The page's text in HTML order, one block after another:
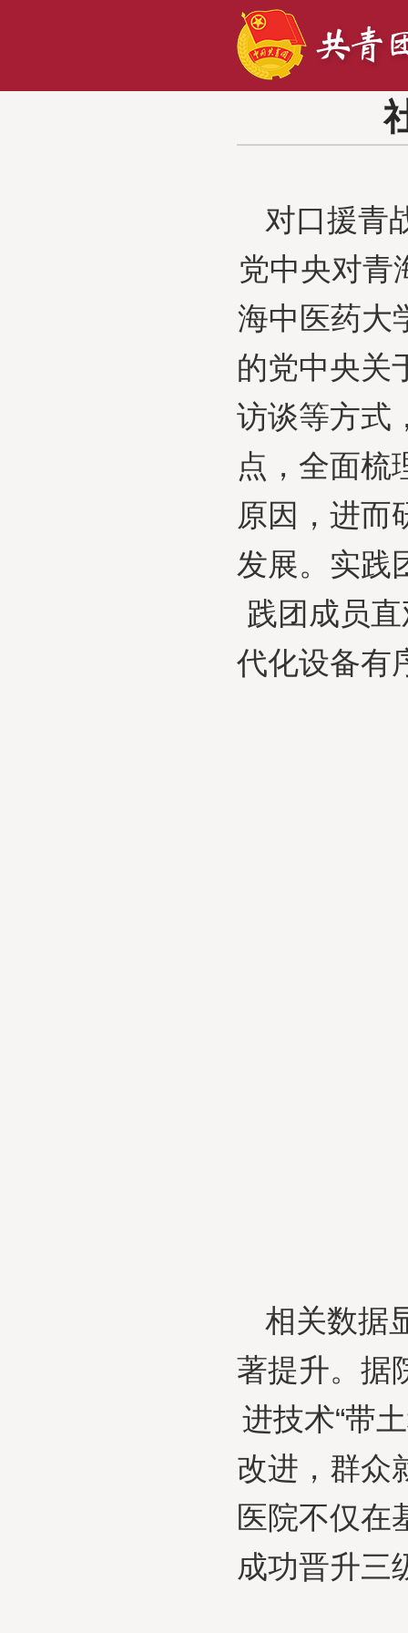
对口援青
党中央对青
海中医药大
的党中央关
访谈等方式
点，全面梳
原因，进而
发展。实践
践团成员
代化设备有
相关数据
著提升。据
进技术“带
改进，群众
医院不仅在
成功晋升三